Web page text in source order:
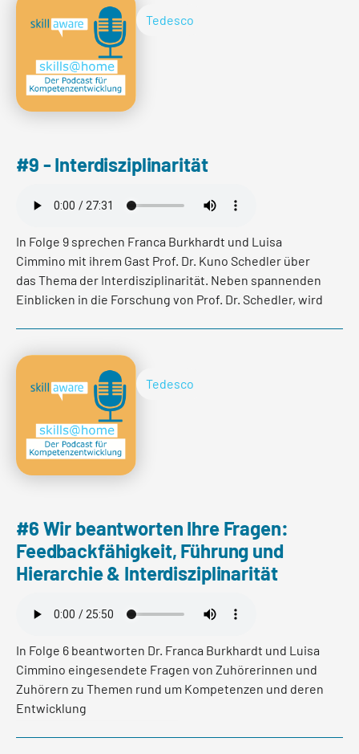
eine Spitzenposition zu gelangen,
Quotenvereinbarungen, wie z.B. die Frauenquote in
Unternehmen, helfen über die Jahre gewachsene
strukturellen Ungleichheiten zu nivellieren und junge
Menschen sind noch zu unerfahren und sind daher eher
weniger geeignet, um eine C-Level oder gar
Tedesco
#9 - Interdisziplinarität
In Folge 9 sprechen Franca Burkhardt und Luisa
Cimmino mit ihrem Gast Prof. Dr. Kuno Schedler über
das Thema der Interdisziplinarität. Neben spannenden
Einblicken in die Forschung von Prof. Dr. Schedler, wird
wiederkehrend zu Fehlkommunikation und Konflikten
kommt und wie man diese interdisziplinäre
Zusammenarbeit aktiv verbessern kann.
Per saperne di più
Tedesco
#6 Wir beantworten Ihre Fragen:
Feedbackfähigkeit, Führung und
Hierarchie & Interdisziplinarität
In Folge 6 beantworten Dr. Franca Burkhardt und Luisa
Cimmino eingesendete Fragen von Zuhörerinnen und
Zuhörern zu Themen rund um Kompetenzen und deren
Entwicklung